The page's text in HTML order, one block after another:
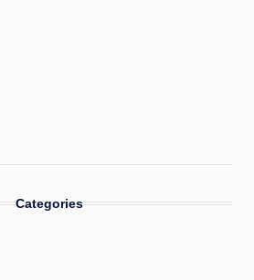
Categories